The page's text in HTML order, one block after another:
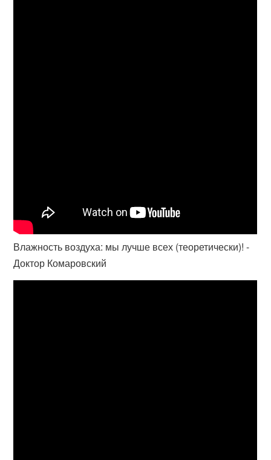
Влажность воздуха: мы лучше всех (теоретически)! -
Доктор Комаровский